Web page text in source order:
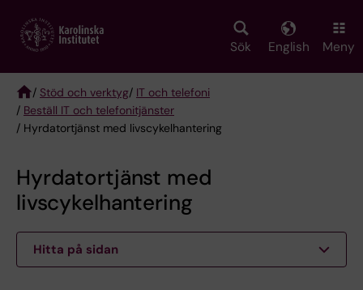
main
Sök English Meny
Breadcrumb
/ Stöd och verktyg/ IT och telefoni
/ Beställ IT och telefonitjänster
/ Hyrdatortjänst med livscykelhantering
Hyrdatortjänst med
livscykelhantering
Hitta på sidan